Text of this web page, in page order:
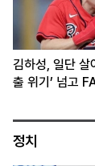
김하성, 일단 살
출 위기’ 넘고
정치